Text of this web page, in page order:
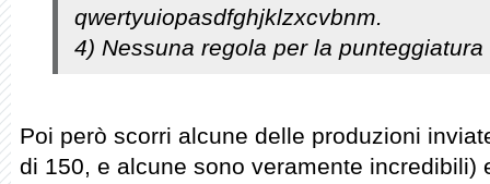
qwertyuiopasdfghjklzxcvbnm.
4) Nessuna regola per la
Poi però scorri alcune delle produzioni
di 150, e alcune sono veramente incredibili)